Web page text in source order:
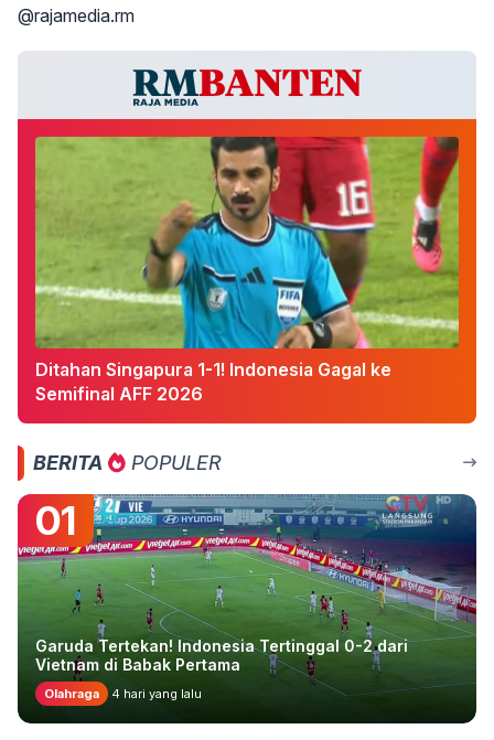
@rajamedia.rm
Ditahan Singapura 1-1! Indonesia Gagal ke
Semifinal AFF 2026
BERITA POPULER
01
Garuda Tertekan! Indonesia Tertinggal 0-2 dari
Vietnam di Babak Pertama
Olahraga 4 hari yang lalu